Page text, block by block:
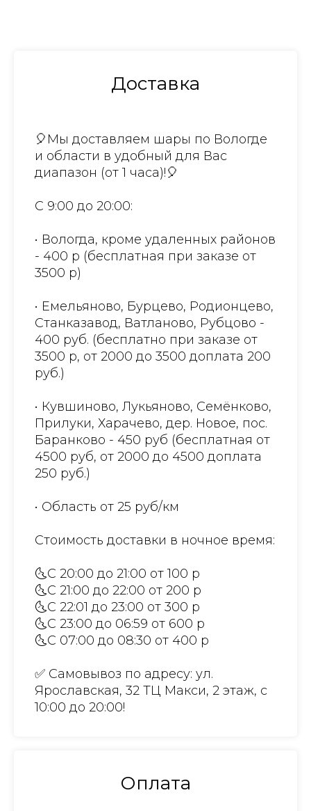
Доставка
🎈Мы доставляем шары по Вологде
и области в удобный для Вас
диапазон (от 1 часа)!🎈
С 9:00 до 20:00:
• Вологда, кроме удаленных районов
- 400 р (бесплатная при заказе от
3500 р)
• Емельяново, Бурцево, Родионцево,
Станказавод, Ватланово, Рубцово -
400 руб. (бесплатно при заказе от
3500 р, от 2000 до 3500 доплата 200
руб.)
• Кувшиново, Лукьяново, Семёнково,
Прилуки, Харачево, дер. Новое, пос.
Баранково - 450 руб (бесплатная от
4500 руб, от 2000 до 4500 доплата
250 руб.)
• Область от 25 руб/км
Стоимость доставки в ночное время:
🌜С 20:00 до 21:00 от 100 р
🌜С 21:00 до 22:00 от 200 р
🌜С 22:01 до 23:00 от 300 р
🌜С 23:00 до 06:59 от 600 р
🌜С 07:00 до 08:30 от 400 р
✅ Самовывоз по адресу: ул.
Ярославская, 32 ТЦ Макси, 2 этаж, с
10:00 до 20:00!
Оплата